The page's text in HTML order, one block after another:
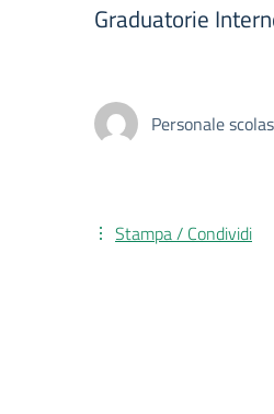
Graduatorie
Personale
Stampa / Condividi